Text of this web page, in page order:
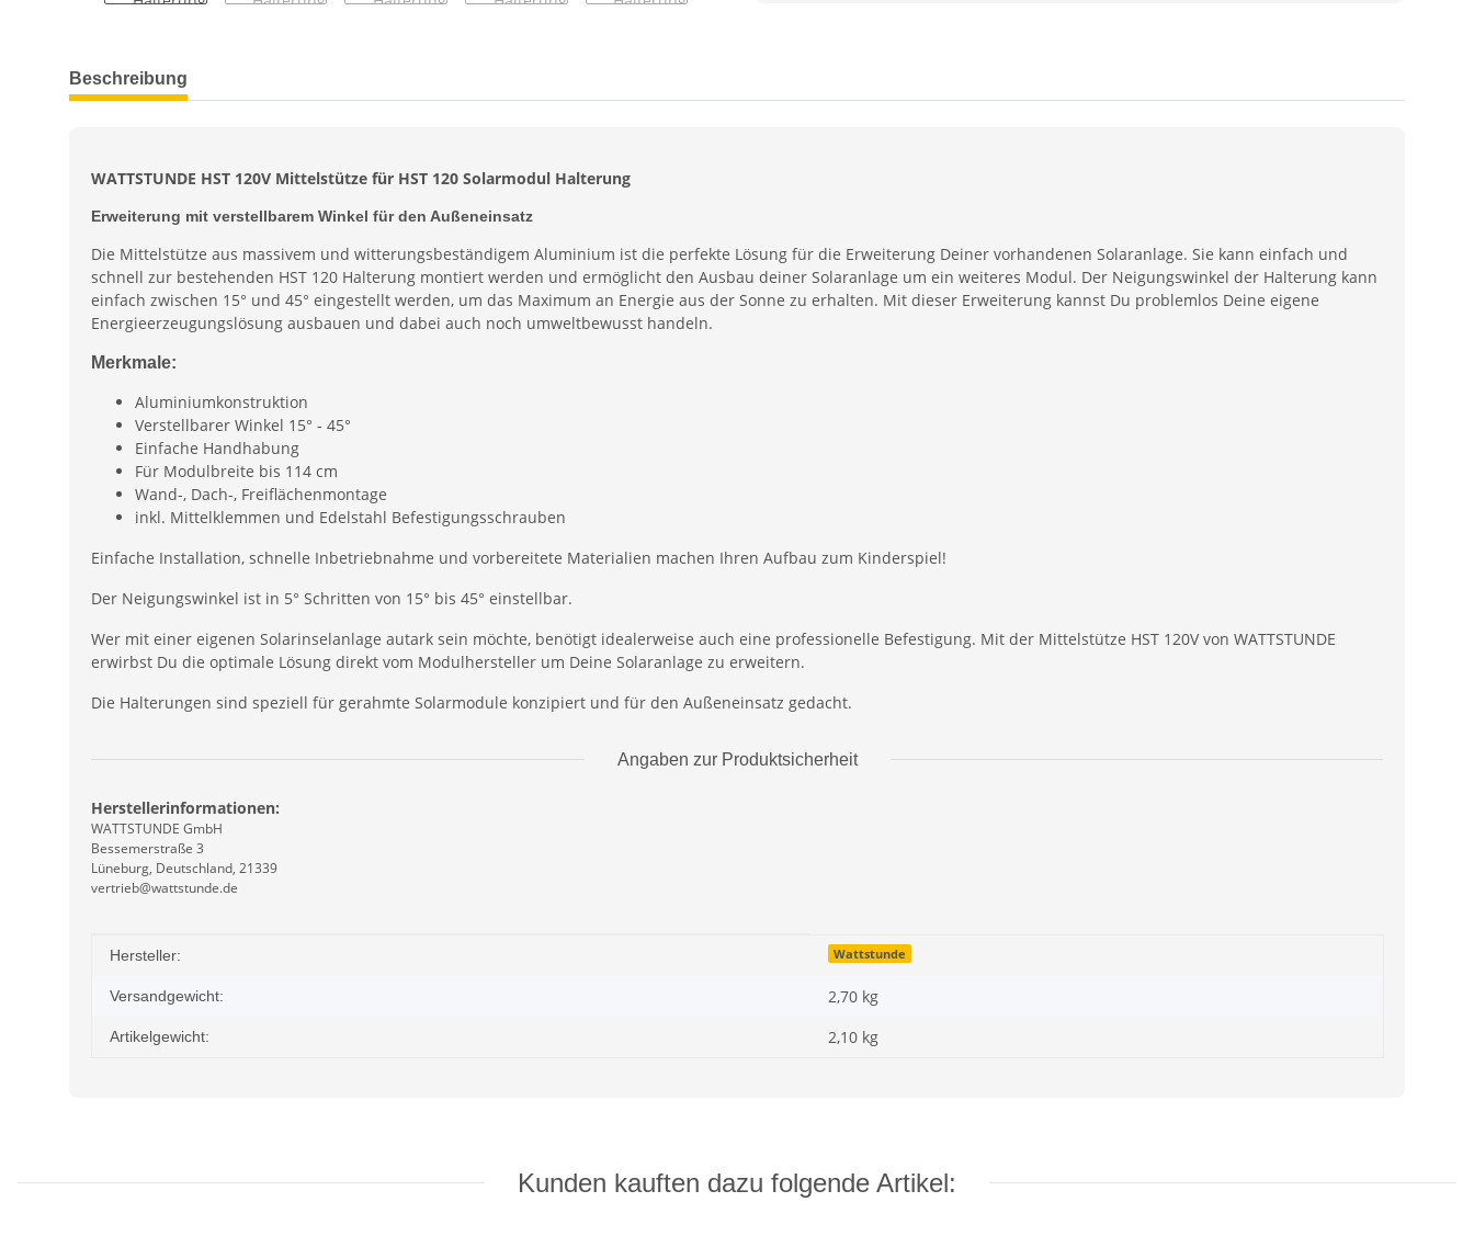
weitere Registerkarten anzeigen
Beschreibung
WATTSTUNDE HST 120V Mittelstütze für HST 120 Solarmodul Halterung
Erweiterung mit verstellbarem Winkel für den Außeneinsatz
Die Mittelstütze aus massivem und witterungsbeständigem Aluminium ist die perfekte Lösung für die Erweiterung Deiner vorhandenen Solaranlage. Sie kann einfach und
schnell zur bestehenden HST 120 Halterung montiert werden und ermöglicht den Ausbau deiner Solaranlage um ein weiteres Modul. Der Neigungswinkel der Halterung kann
einfach zwischen 15° und 45° eingestellt werden, um das Maximum an Energie aus der Sonne zu erhalten. Mit dieser Erweiterung kannst Du problemlos Deine eigene
Energieerzeugungslösung ausbauen und dabei auch noch umweltbewusst handeln.
Merkmale:
Aluminiumkonstruktion
Verstellbarer Winkel 15° - 45°
Einfache Handhabung
Für Modulbreite bis 114 cm
Wand-, Dach-, Freiflächenmontage
inkl. Mittelklemmen und Edelstahl Befestigungsschrauben
Einfache Installation, schnelle Inbetriebnahme und vorbereitete Materialien machen Ihren Aufbau zum Kinderspiel!
Der Neigungswinkel ist in 5° Schritten von 15° bis 45° einstellbar.
Wer mit einer eigenen Solarinselanlage autark sein möchte, benötigt idealerweise auch eine professionelle Befestigung. Mit der Mittelstütze HST 120V von WATTSTUNDE
erwirbst Du die optimale Lösung direkt vom Modulhersteller um Deine Solaranlage zu erweitern.
Die Halterungen sind speziell für gerahmte Solarmodule konzipiert und für den Außeneinsatz gedacht.
Angaben zur Produktsicherheit
Herstellerinformationen:
WATTSTUNDE GmbH
Bessemerstraße 3
Lüneburg, Deutschland, 21339
vertrieb@wattstunde.de
Produkteigenschaft
Wert
Hersteller: Wattstunde
Versandgewicht: 2,70 kg
Artikelgewicht: 2,10 kg
Kunden kauften dazu folgende Artikel: